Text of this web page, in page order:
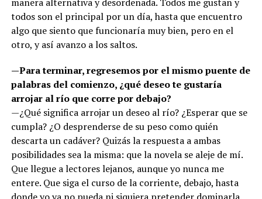
todos son el principal por un día, hasta que encuentro
algo que siento que funcionaría muy bien, pero en el
otro, y así avanzo a los saltos.
—Para terminar, regresemos por el mismo puente de
palabras del comienzo, ¿qué deseo te gustaría
arrojar al río que corre por debajo?
—¿Qué significa arrojar un deseo al río? ¿Esperar que se
cumpla? ¿O desprenderse de su peso como quién
descarta un cadáver? Quizás la respuesta a ambas
posibilidades sea la misma: que la novela se aleje de mí.
Que llegue a lectores lejanos, aunque yo nunca me
entere. Que siga el curso de la corriente, debajo, hasta